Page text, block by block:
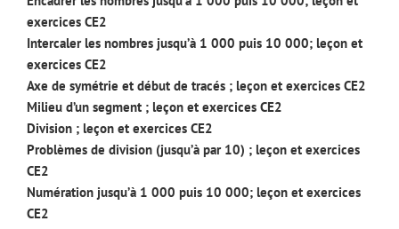
exercices CE2
Intercaler les nombres jusqu’à 1 000 puis 10 000; leçon et
exercices CE2
Axe de symétrie et début de tracés ; leçon et exercices CE2
Milieu d’un segment ; leçon et exercices CE2
Division ; leçon et exercices CE2
Problèmes de division (jusqu’à par 10) ; leçon et exercices
CE2
Numération jusqu’à 1 000 puis 10 000; leçon et exercices
CE2